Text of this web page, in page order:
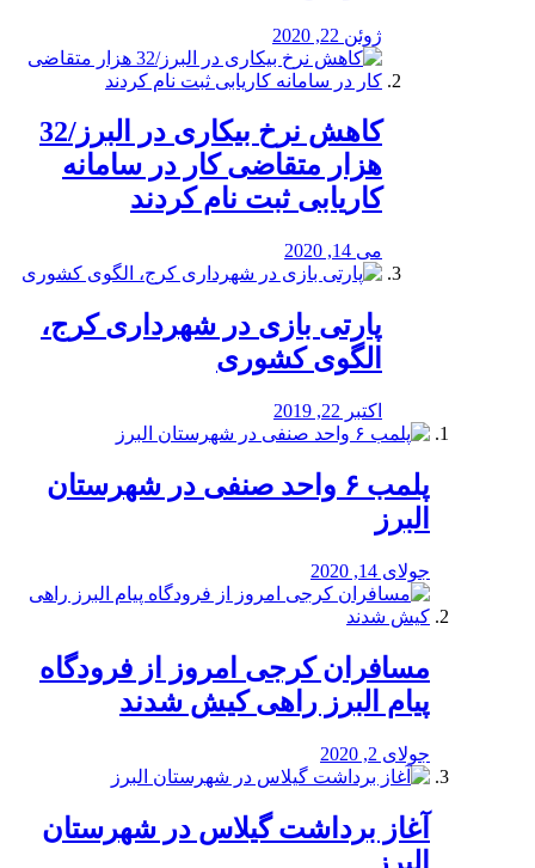
ژوئن 22, 2020
کاهش نرخ بیکاری در البرز/32
هزار متقاضی کار در سامانه
کاریابی ثبت نام کردند
می 14, 2020
پارتی بازی در شهرداری کرج،
الگوی کشوری
اکتبر 22, 2019
پلمب ۶ واحد صنفی در شهرستان
البرز
جولای 14, 2020
مسافران کرجی امروز از فرودگاه
پیام البرز راهی کیش شدند
جولای 2, 2020
آغاز برداشت گیلاس در شهرستان
البرز